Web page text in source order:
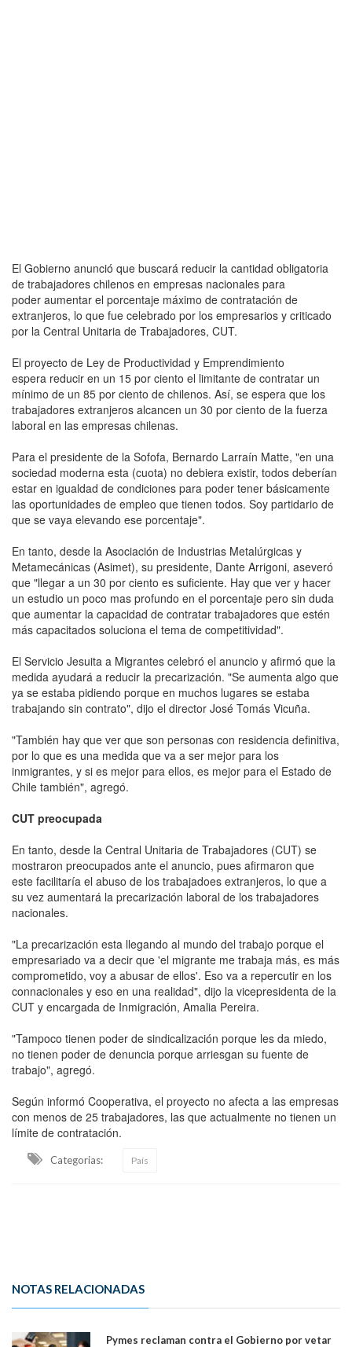
El Gobierno anunció que buscará reducir la cantidad obligatoria
de trabajadores chilenos en empresas nacionales para
poder aumentar el porcentaje máximo de contratación de
extranjeros, lo que fue celebrado por los empresarios y criticado
por la Central Unitaria de Trabajadores, CUT.
El proyecto de Ley de Productividad y Emprendimiento
espera reducir en un 15 por ciento el limitante de contratar un
mínimo de un 85 por ciento de chilenos. Así, se espera que los
trabajadores extranjeros alcancen un 30 por ciento de la fuerza
laboral en las empresas chilenas.
Para el presidente de la Sofofa, Bernardo Larraín Matte, "en una
sociedad moderna esta (cuota) no debiera existir, todos deberían
estar en igualdad de condiciones para poder tener básicamente
las oportunidades de empleo que tienen todos. Soy partidario de
que se vaya elevando ese porcentaje".
En tanto, desde la Asociación de Industrias Metalúrgicas y
Metamecánicas (Asimet), su presidente, Dante Arrigoni, aseveró
que "llegar a un 30 por ciento es suficiente. Hay que ver y hacer
un estudio un poco mas profundo en el porcentaje pero sin duda
que aumentar la capacidad de contratar trabajadores que estén
más capacitados soluciona el tema de competitividad".
El Servicio Jesuita a Migrantes celebró el anuncio y afirmó que la
medida ayudará a reducir la precarización. "Se aumenta algo que
ya se estaba pidiendo porque en muchos lugares se estaba
trabajando sin contrato", dijo el director José Tomás Vicuña.
"También hay que ver que son personas con residencia definitiva,
por lo que es una medida que va a ser mejor para los
inmigrantes, y si es mejor para ellos, es mejor para el Estado de
Chile también", agregó.
CUT preocupada
En tanto, desde la Central Unitaria de Trabajadores (CUT) se
mostraron preocupados ante el anuncio, pues afirmaron que
este facilitaría el abuso de los trabajadoes extranjeros, lo que a
su vez aumentará la precarización laboral de los trabajadores
nacionales.
"La precarización esta llegando al mundo del trabajo porque el
empresariado va a decir que 'el migrante me trabaja más, es más
comprometido, voy a abusar de ellos'. Eso va a repercutir en los
connacionales y eso en una realidad", dijo la vicepresidenta de la
CUT y encargada de Inmigración, Amalia Pereira.
"Tampoco tienen poder de sindicalización porque les da miedo,
no tienen poder de denuncia porque arriesgan su fuente de
trabajo", agregó.
Según informó Cooperativa, el proyecto no afecta a las empresas
con menos de 25 trabajadores, las que actualmente no tienen un
límite de contratación.
Categorias: País
NOTAS RELACIONADAS
Pymes reclaman contra el Gobierno por vetar